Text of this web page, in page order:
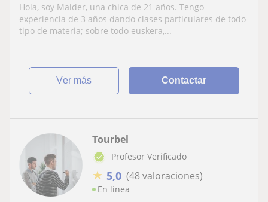
Hola, soy Maider, una chica de 21 años. Tengo
experiencia de 3 años dando clases particulares de todo
tipo de materia; sobre todo euskera,...
ver más Contactar
Tourbel
Profesor Verificado
★ 5,0 (48 valoraciones)
En línea